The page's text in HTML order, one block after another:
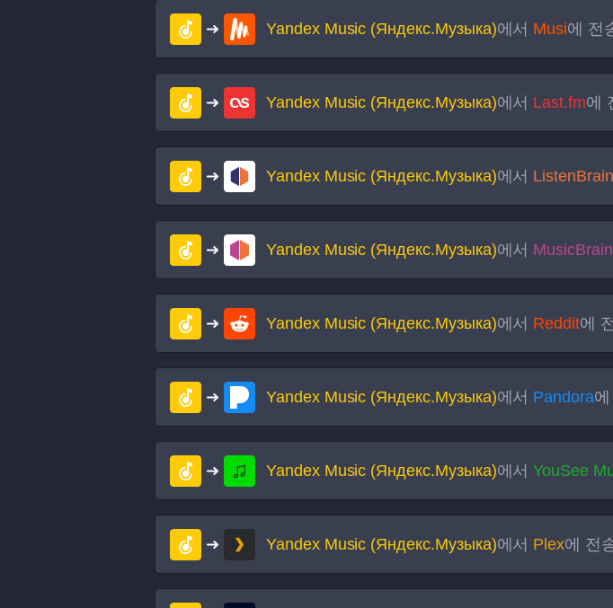
Yandex Music (Яндекс.Музыка)에서 Musi에 전
Yandex Music (Яндекс.Музыка)에서 Last.fm에
Yandex Music (Яндекс.Музыка)에서
Yandex Music (Яндекс.Музыка)에서
Yandex Music (Яндекс.Музыка)에서 Reddit에
Yandex Music (Яндекс.Музыка)에서 Pandora에
Yandex Music (Яндекс.Музыка)에서YouSee
Yandex Music (Яндекс.Музыка)에서 Plex에 전